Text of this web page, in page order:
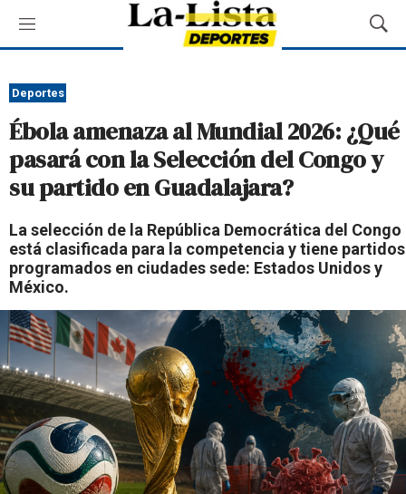
M
e
ú
M
o
a
r
B
q
u
e
d
Deportes
Ébola amenaza al Mundial 2026: ¿Qué
pasará con la Selección del Congo y
su partido en Guadalajara?
La selección de la República Democrática del Congo
está clasificada para la competencia y tiene partidos
programados en ciudades sede: Estados Unidos y
México.